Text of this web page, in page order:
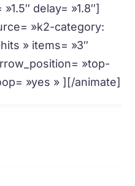
delay= »1.8″]
»k2-category:
» items= »3″
»top-
»yes » ][/animate]